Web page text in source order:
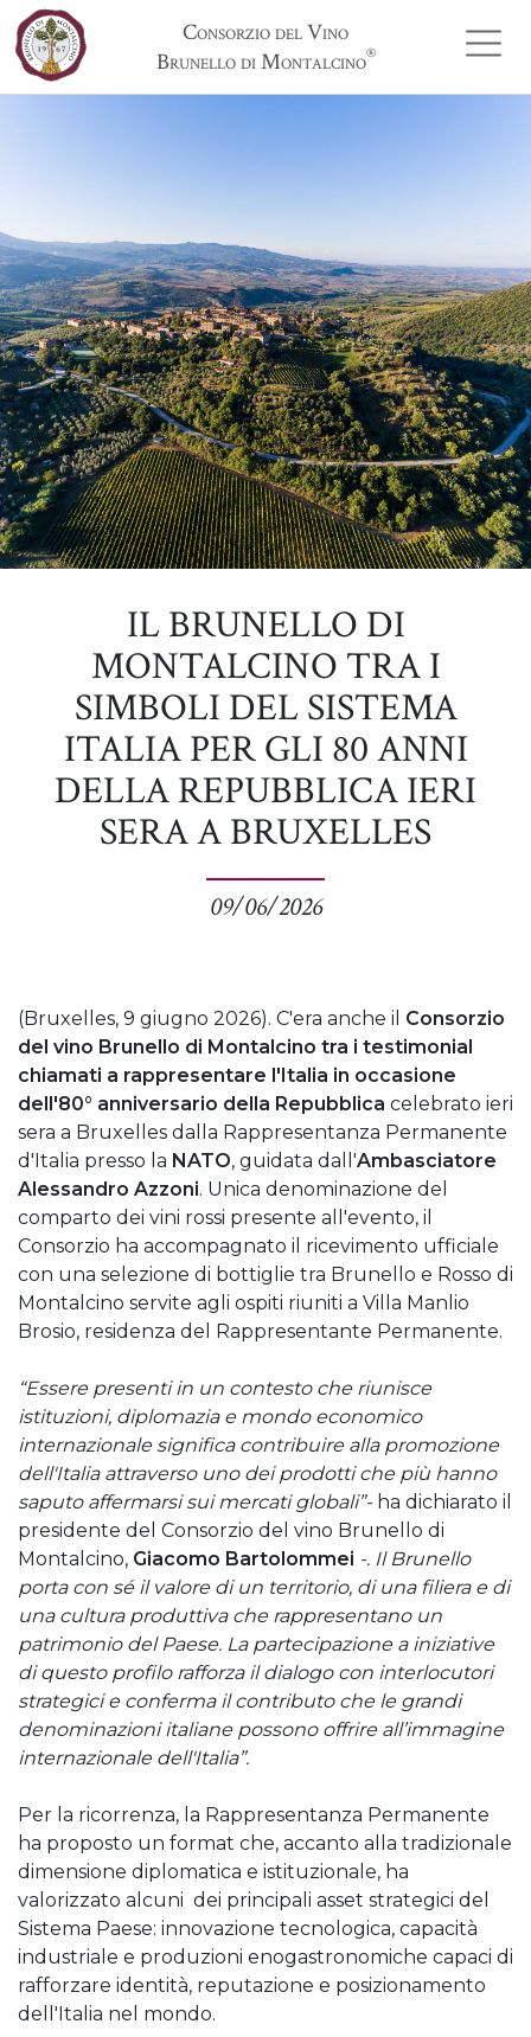
Consorzio del Vino
Brunello di Montalcino®
IL BRUNELLO DI
MONTALCINO TRA I
SIMBOLI DEL SISTEMA
ITALIA PER GLI 80 ANNI
DELLA REPUBBLICA IERI
SERA A BRUXELLES
09/06/2026
(Bruxelles, 9 giugno 2026). C'era anche il Consorzio
del vino Brunello di Montalcino tra i testimonial
chiamati a rappresentare l'Italia in occasione
dell'80° anniversario della Repubblica celebrato ieri
sera a Bruxelles dalla Rappresentanza Permanente
d'Italia presso la NATO, guidata dall'Ambasciatore
Alessandro Azzoni. Unica denominazione del
comparto dei vini rossi presente all'evento, il
Consorzio ha accompagnato il ricevimento ufficiale
con una selezione di bottiglie tra Brunello e Rosso di
Montalcino servite agli ospiti riuniti a Villa Manlio
Brosio, residenza del Rappresentante Permanente.
“Essere presenti in un contesto che riunisce
istituzioni, diplomazia e mondo economico
internazionale significa contribuire alla promozione
dell'Italia attraverso uno dei prodotti che più hanno
saputo affermarsi sui mercati globali”- ha dichiarato il
presidente del Consorzio del vino Brunello di
Montalcino, Giacomo Bartolommei -. Il Brunello
porta con sé il valore di un territorio, di una filiera e di
una cultura produttiva che rappresentano un
patrimonio del Paese. La partecipazione a iniziative
di questo profilo rafforza il dialogo con interlocutori
strategici e conferma il contributo che le grandi
denominazioni italiane possono offrire all’immagine
internazionale dell'Italia”.
Per la ricorrenza, la Rappresentanza Permanente
ha proposto un format che, accanto alla tradizionale
dimensione diplomatica e istituzionale, ha
valorizzato alcuni dei principali asset strategici del
Sistema Paese: innovazione tecnologica, capacità
industriale e produzioni enogastronomiche capaci di
rafforzare identità, reputazione e posizionamento
dell'Italia nel mondo.